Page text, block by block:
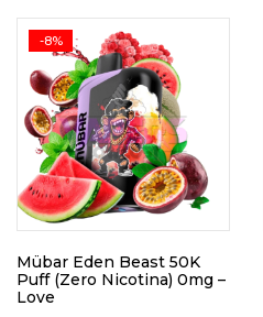
-8%
Mübar Eden Beast 50K
Puff (Zero Nicotina) 0mg –
Love